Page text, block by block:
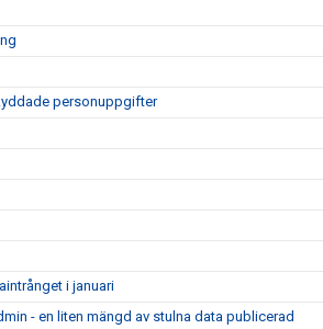
personuppgifter
i januari
- en liten mängd av stulna data publicerad